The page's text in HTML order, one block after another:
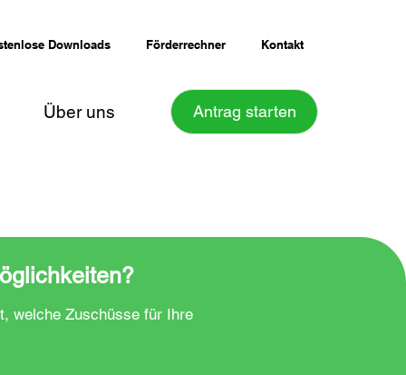
Downloads Förderrechner Kontakt
Über uns Antrag starten
welche Zuschüsse für Ihre